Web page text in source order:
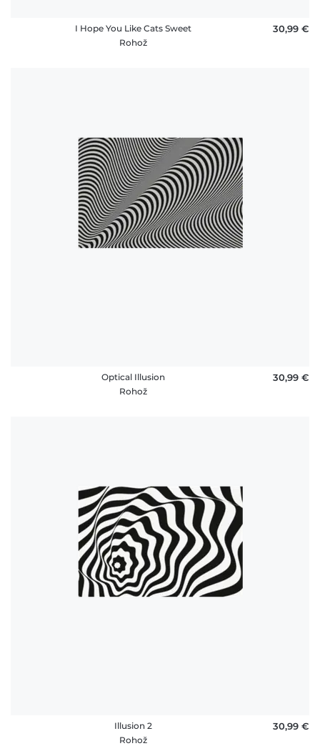
I Hope You Like Cats Sweet
Rohož
30,99 €
Optical Illusion
Rohož
30,99 €
Illusion 2
Rohož
30,99 €